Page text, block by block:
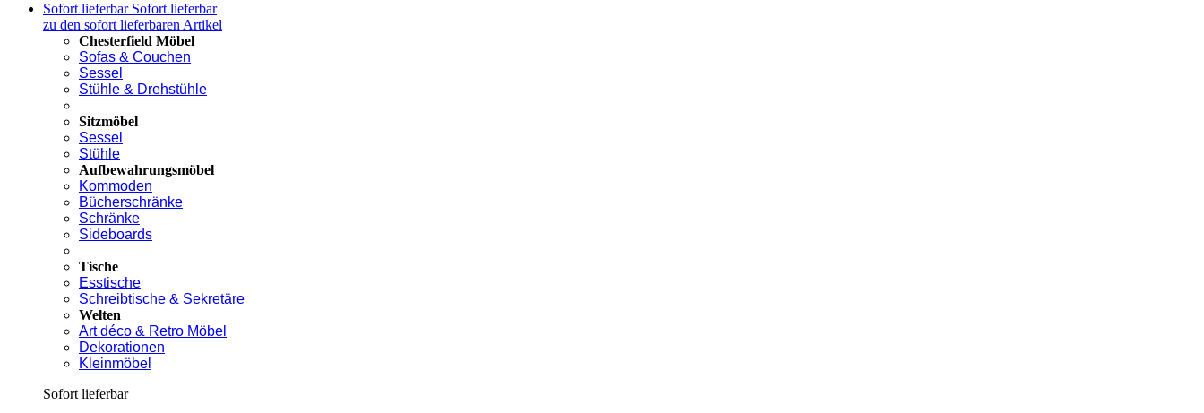
Sofort lieferbar Sofort lieferbar
zu den sofort lieferbaren Artikel
Chesterfield Möbel
Sofas & Couchen
Sessel
Stühle & Drehstühle
Sitzmöbel
Sessel
Stühle
Aufbewahrungsmöbel
Kommoden
Bücherschränke
Schränke
Sideboards
Tische
Esstische
Schreibtische & Sekretäre
Welten
Art déco & Retro Möbel
Dekorationen
Kleinmöbel
Sofort lieferbar